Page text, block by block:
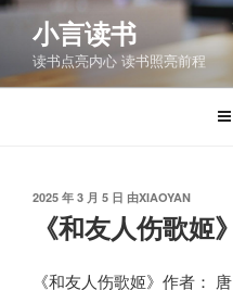
跳
容
小言读书
读书点亮内心 读书照亮前程
发
2025 年 3 月 5 日 由XIAOYAN
《和友人伤歌姬
《和友人伤歌姬》作者：